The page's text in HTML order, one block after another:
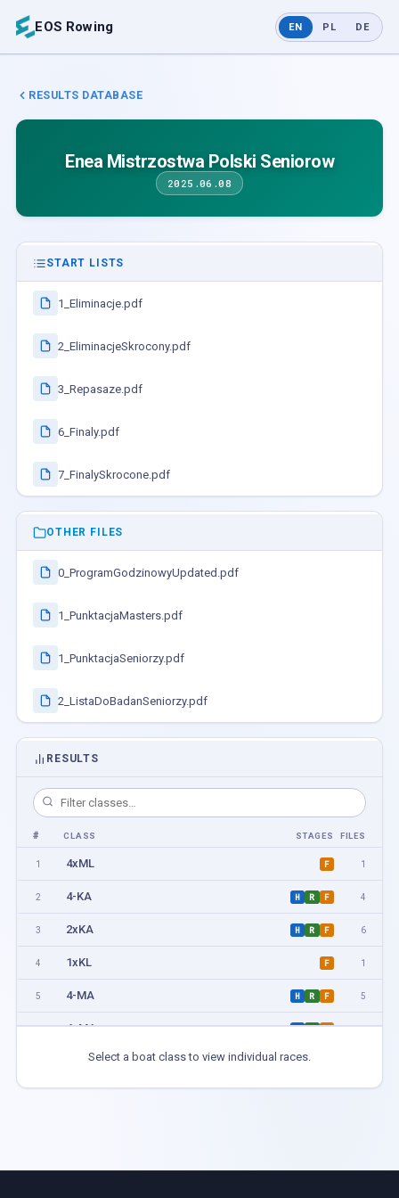
EOS Rowing EN PL DE
RESULTS DATABASE
Enea Mistrzostwa Polski Seniorow
2025.06.08
START LISTS
1_Eliminacje.pdf
2_EliminacjeSkrocony.pdf
3_Repasaze.pdf
6_Finaly.pdf
7_FinalySkrocone.pdf
OTHER FILES
0_ProgramGodzinowyUpdated.pdf
1_PunktacjaMasters.pdf
1_PunktacjaSeniorzy.pdf
2_ListaDoBadanSeniorzy.pdf
RESULTS
# CLASS STAGES FILES
1 4xML F 1
2 4-KA H R F 4
3 2xKA H R F 6
4 1xKL F 1
5 4-MA H R F 5
6 4xMA H R F 5
1xML H R
Select a boat class to view individual races.